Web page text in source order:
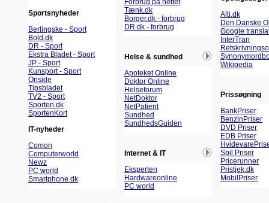
Sportsnyheder
Berlingske - Sport
Bold.dk
DR - Sport
Ekstra Bladet - Sport
JP - Sport
Kunsport - Sport
Onside
Tipsbladet
TV2 - Sport
Sporten.dk
SportenKort
IT-nyheder
Comon
Computerworld
Newz
PC world
Smartphone.dk
Forbrug på nettet
Tænk.dk
Borger.dk - forbrug
DR.dk - forbrug
Helse & sundhed
Apoteket Online
Doktor Online
Helseforum
NetDoktor
NetPatient
Sundhed
SundhedsGuiden
Internet & IT
Eksperten
Hardwareonline
PC world
Alti.dk
Den Danske
Google
InterTran
Wikipedia
Prissøgning
BankPriser
BenzinPriser
DVD Priser
EDB Priser
Spil Priser
Pricerunner
Pristjek.dk
MobilPriser